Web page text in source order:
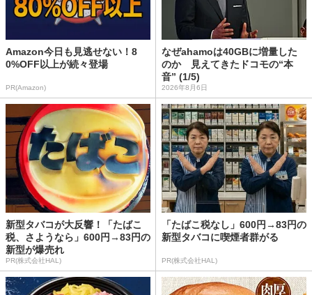
Amazon今日も見逃せない！8
0%OFF以上が続々登場
PR(Amazon)
なぜahamoは40GBに増量した
のか 見えてきたドコモの“本
音” (1/5)
2026年8月6日
新型タバコが大反響！「たばこ
税、さようなら」600円→83円の
新型が爆売れ
PR(株式会社HAL)
「たばこ税なし」600円→83円の
新型タバコに喫煙者群がる
PR(株式会社HAL)